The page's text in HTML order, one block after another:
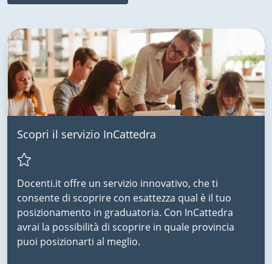
Scopri il servizio InCattedra
Docenti.it offre un servizio innovativo, che ti
consente di scoprire con esattezza qual è il tuo
posizionamento in graduatoria. Con InCattedra
avrai la possibilità di scoprire in quale provincia
puoi posizionarti al meglio.